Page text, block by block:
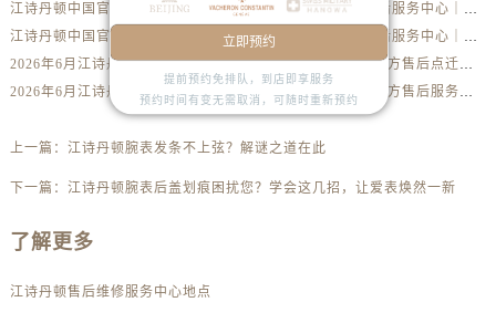
天津市和平区赤峰道136号天津国际金融中心26层2603室江诗丹顿售后服务中心（需提前预约）
江诗丹顿中国官方售后服务中心｜服务电话及详细网点地址权威信息公示（2026年6月最新）
江诗丹顿中国官方售后服务中心｜服务电话及完整官方地址权威信息公示（2026年6月最新）
江诗丹顿中国官方售后服务中心｜最新电话与详细地址权威信息公示（2026年6月最新）
江诗丹顿中国官方售后服务中心｜全部网点地址与售后热线权威信息公示（2026年6月最新）
2026年6月江诗丹顿官方售后维修保养网点变动简明补充手册确认文件
2026年6月江诗丹顿官方售后点迁移并增设新点补充最终通知
2026年6月江诗丹顿表友速看第三弹：售后网点迁移及新开全览
2026年6月江诗丹顿官方售后服务中心（维修保养）迁址及新开补充最终通告内容公示
上一篇： 江诗丹顿腕表发条不上弦？解谜之道在此
下一篇： 江诗丹顿腕表后盖划痕困扰您？学会这几招，让爱表焕然一新
了解更多
江诗丹顿售后维修服务中心地点
立即预约
提前预约免排队，到店即享服务
预约时间有变无需取消，可随时重新预约